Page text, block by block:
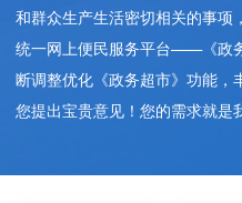
和群众生产生活密切相关的事项
统一网上便民服务平台——《政
断调整优化《政务超市》功能
您提出宝贵意见！您的需求就是